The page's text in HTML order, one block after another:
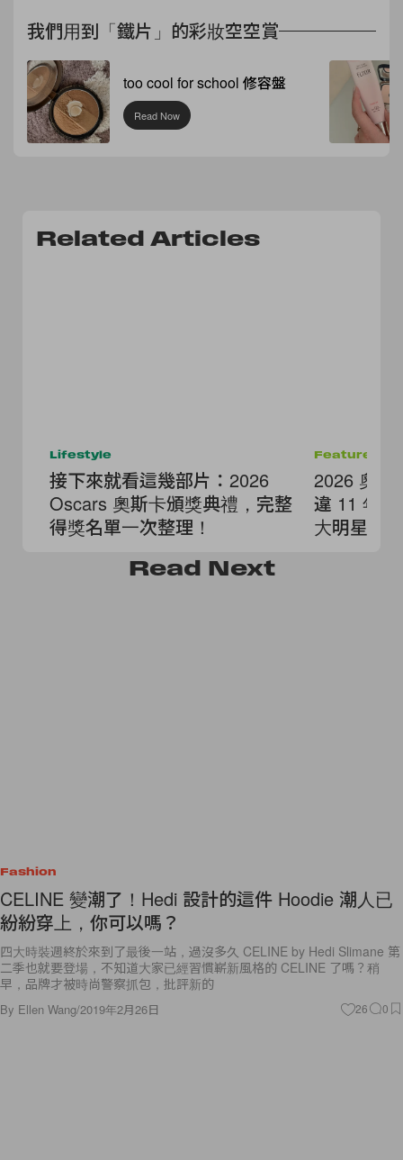
我們用到「鐵片」的彩妝空空賞
too cool for school 修容盤
Read Now
Related Articles
Lifestyle
接下來就看這幾部片：2026
Oscars 奧斯卡頒獎典禮，完整
得獎名單一次整理！
Features
2026 奧斯
違 11 年
大明星陣
Read Next
Fashion
CELINE 變潮了！Hedi 設計的這件 Hoodie 潮人已
紛紛穿上，你可以嗎？
四大時裝週終於來到了最後一站，過沒多久 CELINE by Hedi Slimane 第
二季也就要登場，不知道大家已經習慣嶄新風格的 CELINE 了嗎？稍
早，品牌才被時尚警察抓包，批評新的
By Ellen Wang/2019年2月26日 26 0